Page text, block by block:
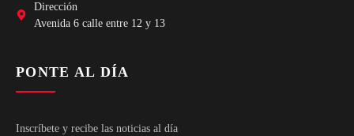
Dirección
Avenida 6 calle entre 12 y 13
PONTE AL DÍA
Inscríbete y recibe las noticias al día